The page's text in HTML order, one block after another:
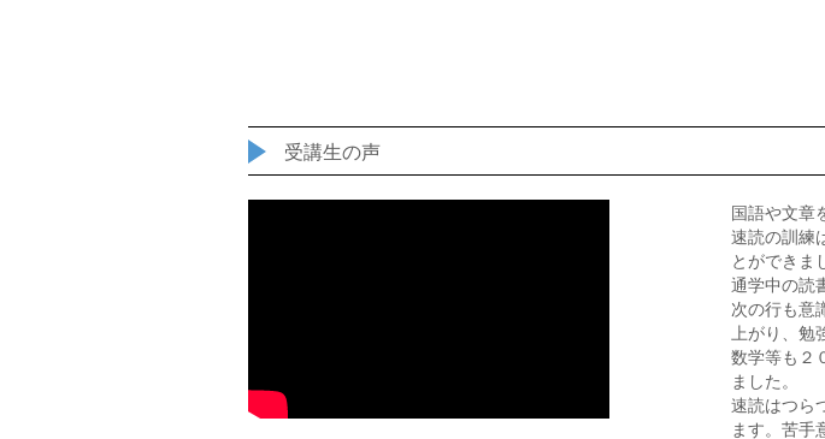
受講生の声
国語や文章
速読の訓練
とができま
通学中の読
次の行も意
上がり、勉
数学等も２
ました。
速読はつら
ます。苦手